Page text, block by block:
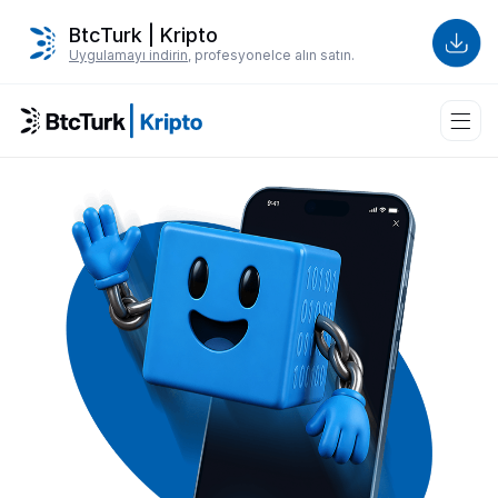
BtcTurk | Kripto
Uygulamayı indirin, profesyonelce alın satın.